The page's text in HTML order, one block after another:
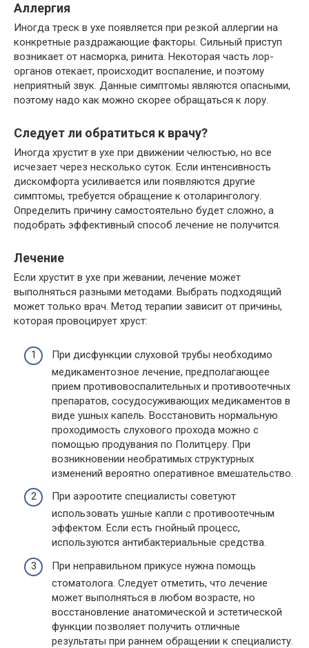
Аллергия
Иногда треск в ухе появляется при резкой аллергии на
конкретные раздражающие факторы. Сильный приступ
возникает от насморка, ринита. Некоторая часть лор-
органов отекает, происходит воспаление, и поэтому
неприятный звук. Данные симптомы являются опасными,
поэтому надо как можно скорее обращаться к лору.
Следует ли обратиться к врачу?
Иногда хрустит в ухе при движении челюстью, но все
исчезает через несколько суток. Если интенсивность
дискомфорта усиливается или появляются другие
симптомы, требуется обращение к отоларингологу.
Определить причину самостоятельно будет сложно, а
подобрать эффективный способ лечение не получится.
Лечение
Если хрустит в ухе при жевании, лечение может
выполняться разными методами. Выбрать подходящий
может только врач. Метод терапии зависит от причины,
которая провоцирует хруст:
При дисфункции слуховой трубы необходимо
медикаментозное лечение, предполагающее
прием противовоспалительных и противоотечных
препаратов, сосудосуживающих медикаментов в
виде ушных капель. Восстановить нормальную
проходимость слухового прохода можно с
помощью продувания по Политцеру. При
возникновении необратимых структурных
изменений вероятно оперативное вмешательство.
При аэроотите специалисты советуют
использовать ушные капли с противоотечным
эффектом. Если есть гнойный процесс,
используются антибактериальные средства.
При неправильном прикусе нужна помощь
стоматолога. Следует отметить, что лечение
может выполняться в любом возрасте, но
восстановление анатомической и эстетической
функции позволяет получить отличные
результаты при раннем обращении к специалисту.